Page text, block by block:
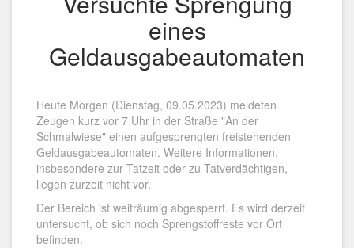
eines
Geldausgabeautomaten
Heute Morgen (Dienstag, 09.05.2023) meldeten
Zeugen kurz vor 7 Uhr in der Straße "An der
Schmalwiese" einen aufgesprengten freistehenden
Geldausgabeautomaten. Weitere Informationen,
insbesondere zur Tatzeit oder zu Tatverdächtigen,
liegen zurzeit nicht vor.
Der Bereich ist weiträumig abgesperrt. Es wird derzeit
untersucht, ob sich noch Sprengstoffreste vor Ort
befinden.